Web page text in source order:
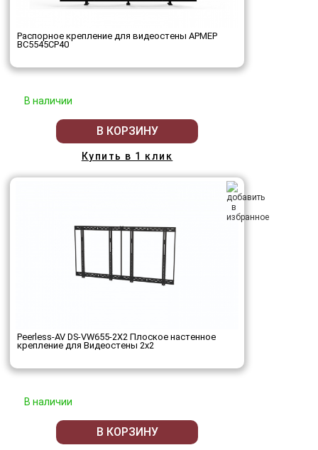
Распорное крепление для видеостены АРМЕР
ВС5545СР40
В наличии
В КОРЗИНУ
Купить в 1 клик
Peerless-AV DS-VW655-2X2 Плоское настенное
крепление для Видеостены 2х2
В наличии
В КОРЗИНУ